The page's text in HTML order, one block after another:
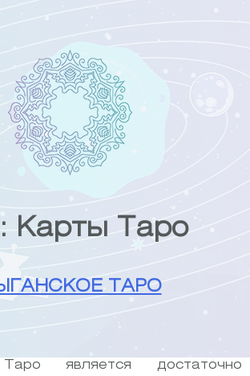
Карты Таро
ТАРО
является достаточно